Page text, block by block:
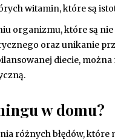
witamin, które są
organizmu, które są
oraz unikanie
diecie, można
w domu?
różnych błędów,